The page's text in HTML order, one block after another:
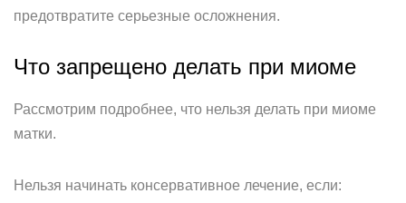
предотвратите серьезные осложнения.
Что запрещено делать при миоме
Рассмотрим подробнее, что нельзя делать при миоме
матки.
Нельзя начинать консервативное лечение, если: